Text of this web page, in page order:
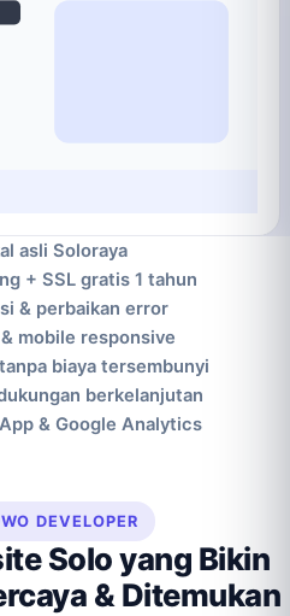
asli Soloraya
+ SSL gratis 1 tahun
& perbaikan error
mobile responsive
biaya tersembunyi
berkelanjutan
& Google Analytics
DEVELOPER
Solo yang Bikin
& Ditemukan